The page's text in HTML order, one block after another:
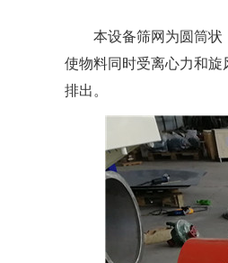
本设备筛网为圆筒状
使物料同时受离心力和
排出。